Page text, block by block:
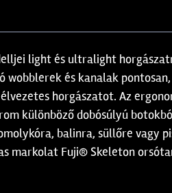
light és ultralight
wobblerek és kanalak
horgászatot. Az
különböző dobósúlyú
balinra, süllőre vagy
markolat Fuji® Skeleton